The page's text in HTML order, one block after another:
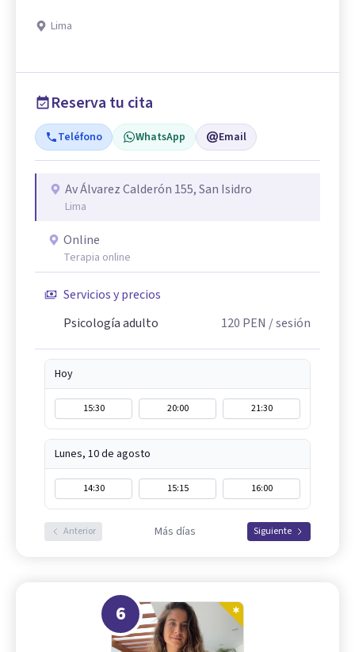
Lima
Reserva tu cita
Teléfono WhatsApp Email
Av Álvarez Calderón 155, San Isidro
Lima
Online
Terapia online
Servicios y precios
Psicología adulto
120 PEN / sesión
Hoy
15:30 20:00 21:30
Lunes, 10 de agosto
14:30 15:15 16:00
Anterior Más días Siguiente
6